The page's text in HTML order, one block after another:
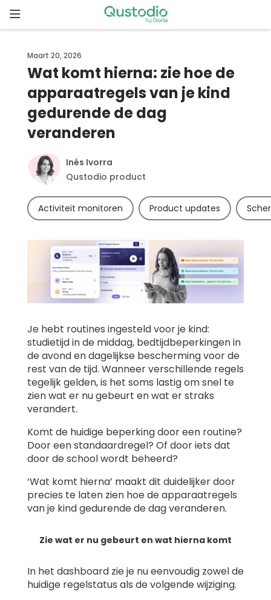
to
content
Waarom
Qustodio
Functies
Familieverhalen
Inloggen Registreren
Maart 20, 2026
Wat komt hierna: zie hoe de
apparaatregels van je kind
gedurende de dag
veranderen
Inés Ivorra
Qustodio product
Activiteit monitoren Product updates
Je hebt routines ingesteld voor je kind:
studietijd in de middag, bedtijdbeperkingen in
de avond en dagelijkse bescherming voor de
rest van de tijd. Wanneer verschillende regels
tegelijk gelden, is het soms lastig om snel te
zien wat er nu gebeurt en wat er straks
verandert.
Komt de huidige beperking door een routine?
Door een standaardregel? Of door iets dat
door de school wordt beheerd?
‘Wat komt hierna’ maakt dit duidelijker door
precies te laten zien hoe de apparaatregels
van je kind gedurende de dag veranderen.
Zie wat er nu gebeurt en wat hierna komt
In het dashboard zie je nu eenvoudig zowel de
huidige regelstatus als de volgende wijziging.